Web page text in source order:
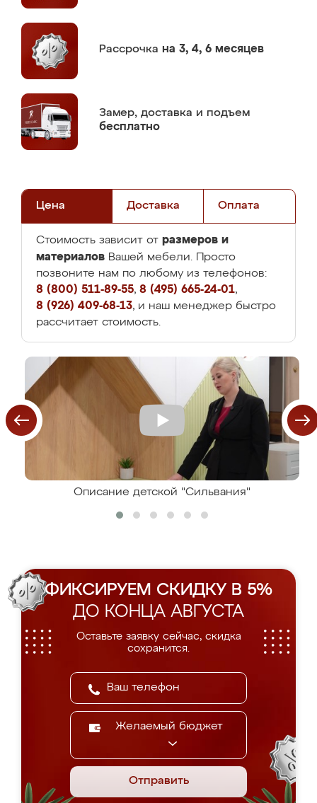
Рассрочка на 3, 4, 6 месяцев
Замер, доставка и подъем
бесплатно
Цена Доставка Оплата
Стоимость зависит от размеров и
материалов Вашей мебели. Просто
позвоните нам по любому из телефонов:
8 (800) 511-89-55, 8 (495) 665-24-01,
8 (926) 409-68-13, и наш менеджер быстро
рассчитает стоимость.
Описание детской "Сильвания"
ФИКСИРУЕМ СКИДКУ В 5%
ДО КОНЦА АВГУСТА
Оставьте заявку сейчас, скидка
сохранится.
Желаемый бюджет
Отправить